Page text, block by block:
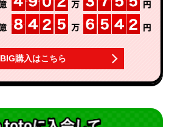
BIG購入はこちら